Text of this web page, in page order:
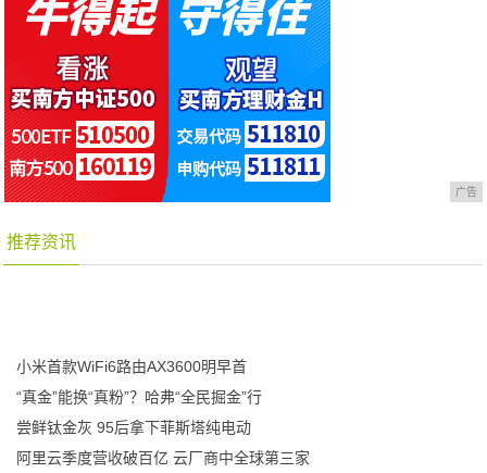
广告
推荐资讯
小米首款WiFi6路由AX3600明早首
“真金”能换“真粉”？哈弗“全民掘金”行
尝鲜钛金灰 95后拿下菲斯塔纯电动
阿里云季度营收破百亿 云厂商中全球第三家